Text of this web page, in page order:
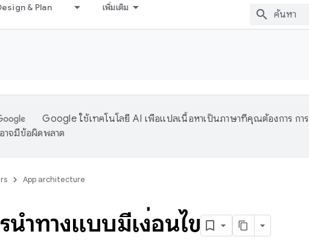
& Plan เพิ่มเติม
Google ใช้เทคโนโลยี AI เพื่อแปลเนื้อหาเป็นภาษาที่คุณต้องการ การ
าจมีข้อผิดพลาด
App architecture
นำทางแบบมีเงื่อนไข